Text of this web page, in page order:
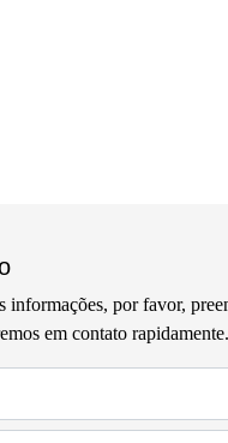
informações, por favor,
em contato rapidamente.